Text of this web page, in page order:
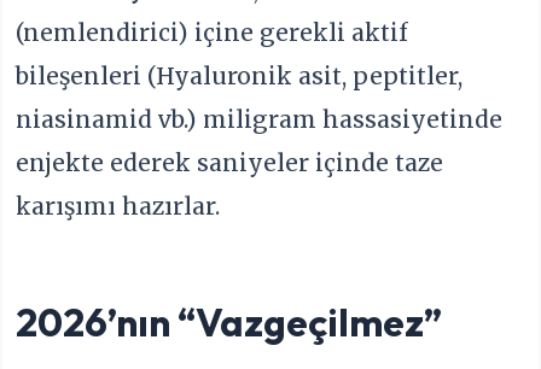
(nemlendirici) içine gerekli aktif
bileşenleri (Hyaluronik asit, peptitler,
niasinamid vb.) miligram hassasiyetinde
enjekte ederek saniyeler içinde taze
karışımı hazırlar.
2026’nın “Vazgeçilmez”